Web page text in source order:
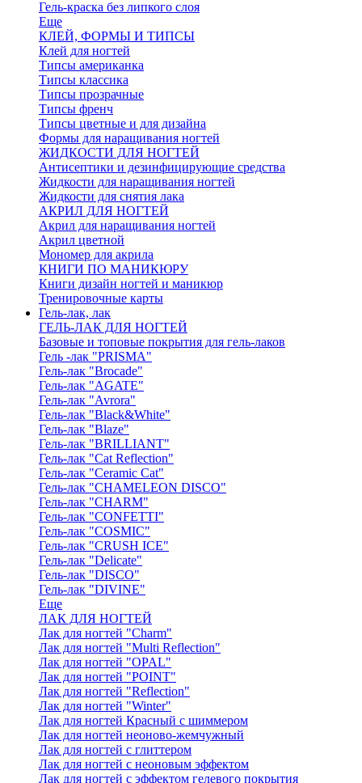
Гель-краска без липкого слоя
Еще
КЛЕЙ, ФОРМЫ И ТИПСЫ
Клей для ногтей
Типсы американка
Типсы классика
Типсы прозрачные
Типсы френч
Типсы цветные и для дизайна
Формы для наращивания ногтей
ЖИДКОСТИ ДЛЯ НОГТЕЙ
Антисептики и дезинфицирующие средства
Жидкости для наращивания ногтей
Жидкости для снятия лака
АКРИЛ ДЛЯ НОГТЕЙ
Акрил для наращивания ногтей
Акрил цветной
Мономер для акрила
КНИГИ ПО МАНИКЮРУ
Книги дизайн ногтей и маникюр
Тренировочные карты
Гель-лак, лак
ГЕЛЬ-ЛАК ДЛЯ НОГТЕЙ
Базовые и топовые покрытия для гель-лаков
Гель -лак "PRISMA"
Гель-лак "Brocade"
Гель-лак "AGATE"
Гель-лак "Avrora"
Гель-лак "Black&White"
Гель-лак "Blaze"
Гель-лак "BRILLIANT"
Гель-лак "Cat Reflection"
Гель-лак "Ceramic Cat"
Гель-лак "CHAMELEON DISCO"
Гель-лак "CHARM"
Гель-лак "CONFETTI"
Гель-лак "COSMIC"
Гель-лак "CRUSH ICE"
Гель-лак "Delicate"
Гель-лак "DISCO"
Гель-лак "DIVINE"
Еще
ЛАК ДЛЯ НОГТЕЙ
Лак для ногтей "Charm"
Лак для ногтей "Multi Reflection"
Лак для ногтей "OPAL"
Лак для ногтей "POINT"
Лак для ногтей "Reflection"
Лак для ногтей "Winter"
Лак для ногтей Красный с шиммером
Лак для ногтей неоново-жемчужный
Лак для ногтей с глиттером
Лак для ногтей с неоновым эффектом
Лак для ногтей с эффектом гелевого покрытия